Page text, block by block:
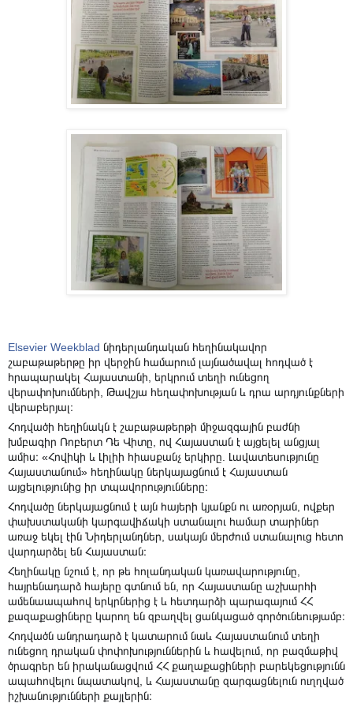
Elsevier Weekblad նիդերլանդական հեղինակավոր
շաբաթաթերթը իր վերջին համարում լայնածավալ հոդված է
հրապարակել Հայաստանի, երկրում տեղի ունեցող
վերափոխումների, Թավշյա հեղափոխության և դրա արդյունքների
վերաբերյալ։
Հոդվածի հեղինակն է շաբաթաթերթի միջազգային բաժնի
խմբագիր Ռոբերտ Դե Վիտը, ով Հայաստան է այցելել անցյալ
ամիս։ «Հովիկի և Լիլիի հիասքանչ երկիրը. Լավատեսությունը
Հայաստանում» հեղինակը ներկայացնում է Հայաստան
այցելությունից իր տպավորությունները։
Հոդվածը ներկայացնում է այն հայերի կյանքն ու առօրյան, ովքեր
փախստականի կարգավիճակի ստանալու համար տարիներ
առաջ եկել էին Նիդերլանդներ, սակայն մերժում ստանալուց հետո
վարդարձել են Հայաստան։
Հեղինակը նշում է, որ թե հոլանդական կառավարությունը,
հայրենադարձ հայերը գտնում են, որ Հայաստանը աշխարհի
ամենաապահով երկրներից է և հետդարձի պարագայում ՀՀ
քազաքացիները կարող են զբաղվել ցանկացած գործունեությամբ։
Հոդվածն անդրադարձ է կատարում նաև Հայաստանում տեղի
ունեցող դրական փոփոխություններին և հավելում, որ բազմաթիվ
ծրագրեր են իրականացվում ՀՀ քաղաքացիների բարեկեցությունն
ապահովելու նպատակով, և Հայաստանը զարգացնելուն ուղղված
իշխանությունների քայլերին։